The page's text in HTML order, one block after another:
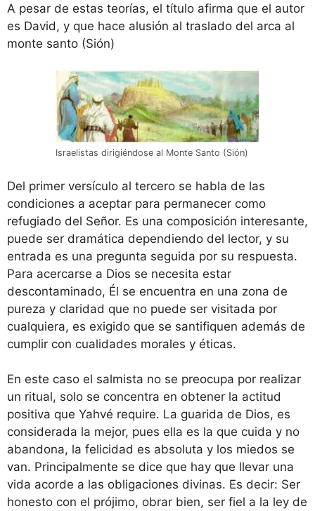
A pesar de estas teorías, el título afirma que el autor
es David, y que hace alusión al traslado del arca al
monte santo (Sión)
Israelistas dirigiéndose al Monte Santo (Sión)
Del primer versículo al tercero se habla de las
condiciones a aceptar para permanecer como
refugiado del Señor. Es una composición interesante,
puede ser dramática dependiendo del lector, y su
entrada es una pregunta seguida por su respuesta.
Para acercarse a Dios se necesita estar
descontaminado, Él se encuentra en una zona de
pureza y claridad que no puede ser visitada por
cualquiera, es exigido que se santifiquen además de
cumplir con cualidades morales y éticas.
En este caso el salmista no se preocupa por realizar
un ritual, solo se concentra en obtener la actitud
positiva que Yahvé require. La guarida de Dios, es
considerada la mejor, pues ella es la que cuida y no
abandona, la felicidad es absoluta y los miedos se
van. Principalmente se dice que hay que llevar una
vida acorde a las obligaciones divinas. Es decir: Ser
honesto con el prójimo, obrar bien, ser fiel a la ley de